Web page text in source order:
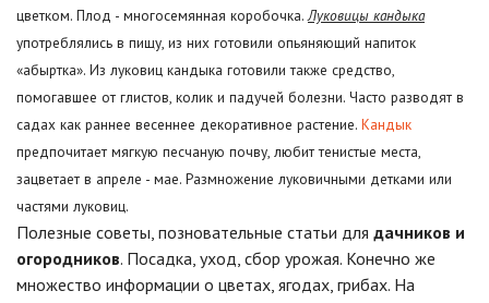
цветком. Плод - многосемянная коробочка.Луковицы кандыка
употреблялись в пищу, из них готовили опьяняющий напиток
«абыртка». Из луковиц кандыка готовили также средство,
помогавшее от глистов, колик и падучей болезни. Часто разводят в
садах как раннее весеннее декоративное растение. Кандык
предпочитает мягкую песчаную почву, любит тенистые места,
зацветает в апреле - мае. Размножение луковичными детками или
частями луковиц.
Полезные советы, позновательные статьи для дачников и
огородников. Посадка, уход, сбор урожая. Конечно же
множество информации о цветах, ягодах, грибах. На